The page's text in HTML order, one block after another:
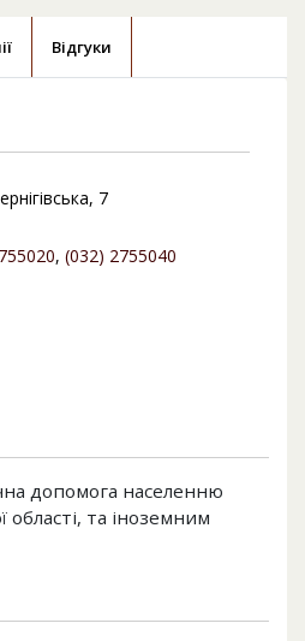
Відгуки
7
, (032) 2755040
допомога населенню
області, та іноземним